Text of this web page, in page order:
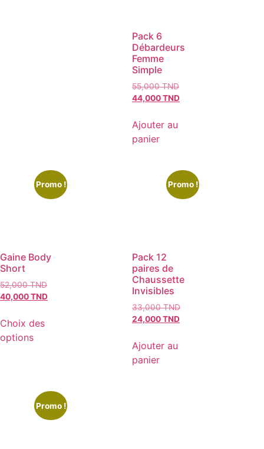
Pack 6
Débardeurs
Femme
Simple
55,000TND
44,000TND
Ajouter au
panier
Promo !
Gaine Body
Short
52,000TND
40,000TND
Choix des
options
Promo !
Pack 12
paires de
Chaussette
Invisibles
33,000TND
24,000TND
Ajouter au
panier
Promo !